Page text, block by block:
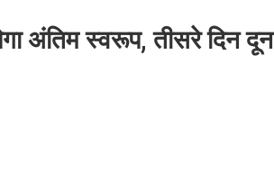
अंतिम स्वरूप, तीसरे दिन दून